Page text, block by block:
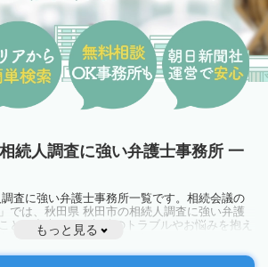
続人調査に強い弁護士事務所 一
査に強い弁護士事務所一覧です。相続会議の
では、秋田県 秋田市の相続人調査に強い弁護
とが出来ます。相続のトラブルやお悩みを抱え
護士に相談してみましょう。
もっと見る